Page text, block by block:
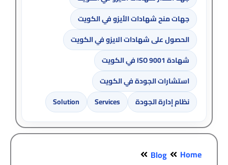
جهات منح شهادات الأيزو في الكويت
الحصول على شهادات الايزو في الكويت
شهادة ISO 9001 في الكويت
استشارات الجودة في الكويت
نظام إدارة الجودة
Services
Solution
Home
Blog